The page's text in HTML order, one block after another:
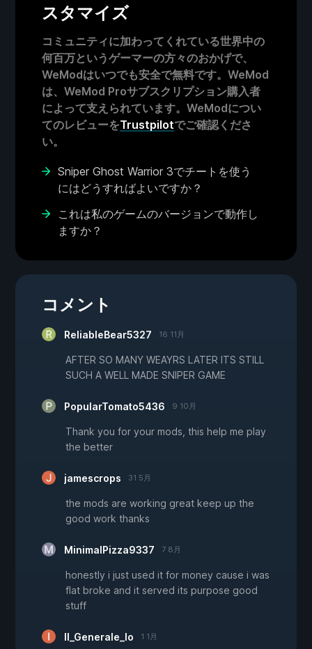
スタマイズ
コミュニティに加わってくれている世界中の
何百万というゲーマーの方々のおかげで、
WeModはいつでも安全で無料です。WeMod
は、WeMod Proサブスクリプション購入者
によって支えられています。WeModについ
てのレビューをTrustpilotでご確認くださ
い。
Sniper Ghost Warrior 3でチートを使う
にはどうすればよいですか？
これは私のゲームのバージョンで動作し
ますか？
コメント
ReliableBear5327 16 11月
AFTER SO MANY WEAYRS LATER ITS STILL
SUCH A WELL MADE SNIPER GAME
PopularTomato5436 9 10月
Thank you for your mods, this help me play
the better
jamescrops 31 5月
the mods are working great keep up the
good work thanks
MinimalPizza9337 7 8月
honestly i just used it for money cause i was
flat broke and it served its purpose good
stuff
Il_Generale_Io 1 1月